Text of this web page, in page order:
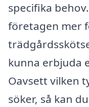
specifika
företagen mer
kunna erbjuda
Oavsett vilken
söker, så kan